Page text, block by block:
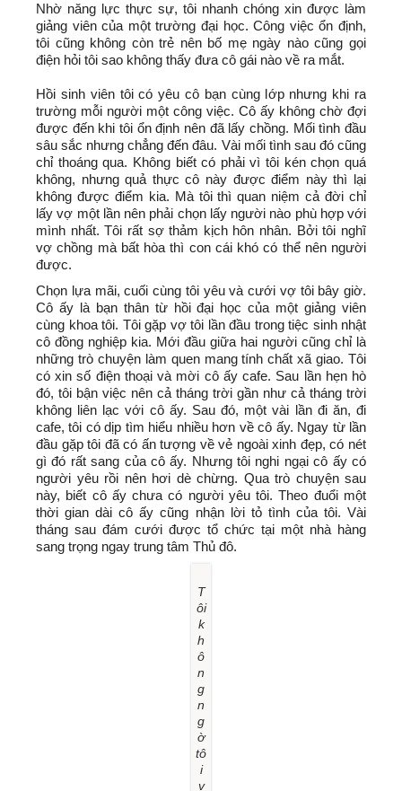
Nhờ năng lực thực sự, tôi nhanh chóng xin được làm
giảng viên của một trường đại học. Công việc ổn định,
tôi cũng không còn trẻ nên bố mẹ ngày nào cũng gọi
điện hỏi tôi sao không thấy đưa cô gái nào về ra mắt.
Hồi sinh viên tôi có yêu cô bạn cùng lớp nhưng khi ra
trường mỗi người một công việc. Cô ấy không chờ đợi
được đến khi tôi ổn định nên đã lấy chồng. Mối tình đầu
sâu sắc nhưng chẳng đến đâu. Vài mối tình sau đó cũng
chỉ thoáng qua. Không biết có phải vì tôi kén chọn quá
không, nhưng quả thực cô này được điểm này thì lại
không được điểm kia. Mà tôi thì quan niệm cả đời chỉ
lấy vợ một lần nên phải chọn lấy người nào phù hợp với
mình nhất. Tôi rất sợ thảm kịch hôn nhân. Bởi tôi nghĩ
vợ chồng mà bất hòa thì con cái khó có thể nên người
được.
Chọn lựa mãi, cuối cùng tôi yêu và cưới vợ tôi bây giờ.
Cô ấy là bạn thân từ hồi đại học của một giảng viên
cùng khoa tôi. Tôi gặp vợ tôi lần đầu trong tiệc sinh nhật
cô đồng nghiệp kia. Mới đầu giữa hai người cũng chỉ là
những trò chuyện làm quen mang tính chất xã giao. Tôi
có xin số điện thoại và mời cô ấy cafe. Sau lần hẹn hò
đó, tôi bận việc nên cả tháng trời gần như cả tháng trời
không liên lạc với cô ấy. Sau đó, một vài lần đi ăn, đi
cafe, tôi có dịp tìm hiểu nhiều hơn về cô ấy. Ngay từ lần
đầu gặp tôi đã có ấn tượng về vẻ ngoài xinh đẹp, có nét
gì đó rất sang của cô ấy. Nhưng tôi nghi ngại cô ấy có
người yêu rồi nên hơi dè chừng. Qua trò chuyện sau
này, biết cô ấy chưa có người yêu tôi. Theo đuổi một
thời gian dài cô ấy cũng nhận lời tỏ tình của tôi. Vài
tháng sau đám cưới được tổ chức tại một nhà hàng
sang trọng ngay trung tâm Thủ đô.
T
ôi
k
h
ô
n
g
n
g
ờ
tô
i
v